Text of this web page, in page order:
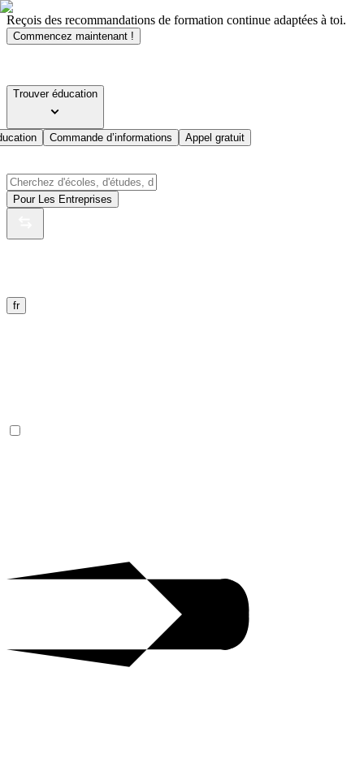
Reçois des recommandations de formation continue adaptées à toi.
Commencez maintenant !
Trouver éducation
Commande d’informations Appel gratuit
Pour Les Entreprises
fr